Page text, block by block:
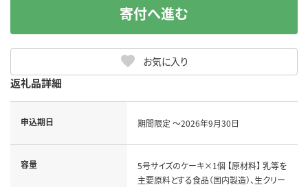
お気に入り
寄付へ進む
返礼品詳細
申込期日 期間限定 ～2026年9月30日
容量
5号サイズのケーキ×1個 【原材料】 乳等を
主要原料とする食品（国内製造）、生クリー